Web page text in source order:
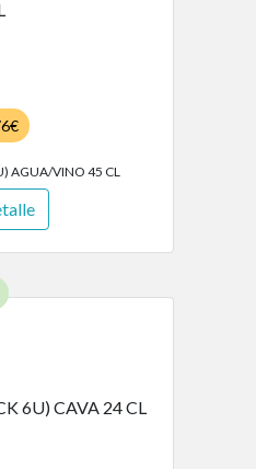
AGUA/VINO 45 CL